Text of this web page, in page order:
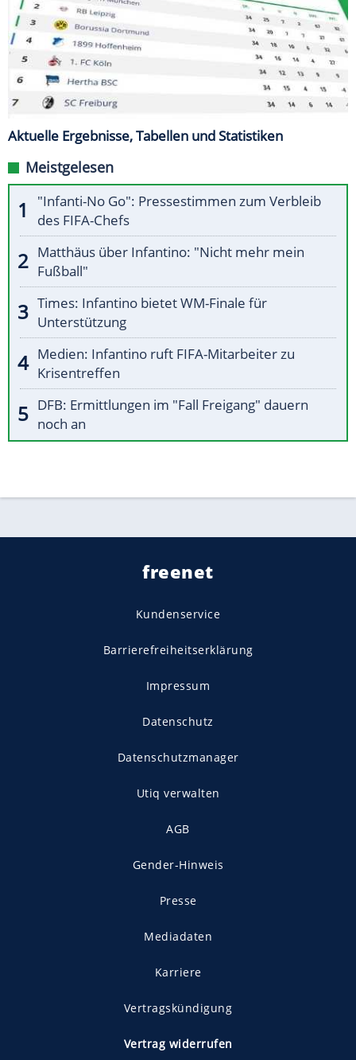
Aktuelle Ergebnisse, Tabellen und Statistiken
Meistgelesen
"Infanti-No Go": Pressestimmen zum Verbleib
des FIFA-Chefs
Matthäus über Infantino: "Nicht mehr mein
Fußball"
Times: Infantino bietet WM-Finale für
Unterstützung
Medien: Infantino ruft FIFA-Mitarbeiter zu
Krisentreffen
DFB: Ermittlungen im "Fall Freigang" dauern
noch an
freenet
Kundenservice
Barrierefreiheitserklärung
Impressum
Datenschutz
Datenschutzmanager
Utiq verwalten
AGB
Gender-Hinweis
Presse
Mediadaten
Karriere
Vertragskündigung
Vertrag widerrufen